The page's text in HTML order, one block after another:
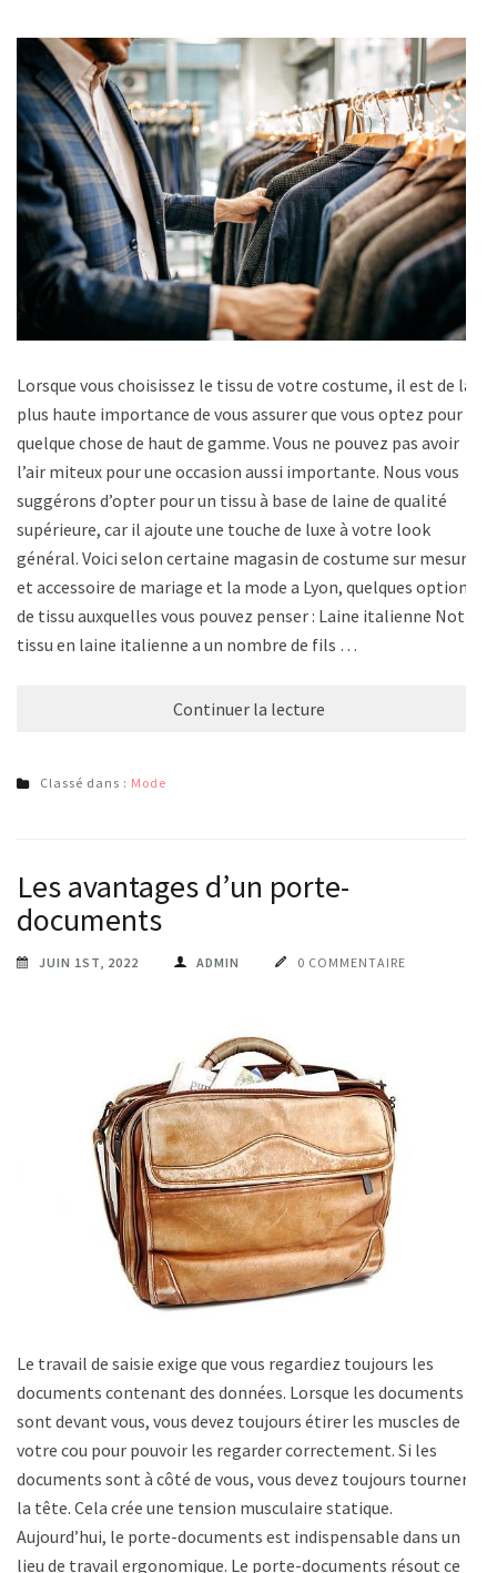
Lorsque vous choisissez le tissu de votre costume, il est de la
plus haute importance de vous assurer que vous optez pour
quelque chose de haut de gamme. Vous ne pouvez pas avoir
l’air miteux pour une occasion aussi importante. Nous vous
suggérons d’opter pour un tissu à base de laine de qualité
supérieure, car il ajoute une touche de luxe à votre look
général. Voici selon certaine magasin de costume sur mesure
et accessoire de mariage et la mode a Lyon, quelques options
de tissu auxquelles vous pouvez penser : Laine italienne Notre
tissu en laine italienne a un nombre de fils …
Continuer la lecture
Classé dans : Mode
Les avantages d’un porte-
documents
JUIN 1ST, 2022 ADMIN 0 COMMENTAIRE
Le travail de saisie exige que vous regardiez toujours les
documents contenant des données. Lorsque les documents
sont devant vous, vous devez toujours étirer les muscles de
votre cou pour pouvoir les regarder correctement. Si les
documents sont à côté de vous, vous devez toujours tourner
la tête. Cela crée une tension musculaire statique.
Aujourd’hui, le porte-documents est indispensable dans un
lieu de travail ergonomique. Le porte-documents résout ce